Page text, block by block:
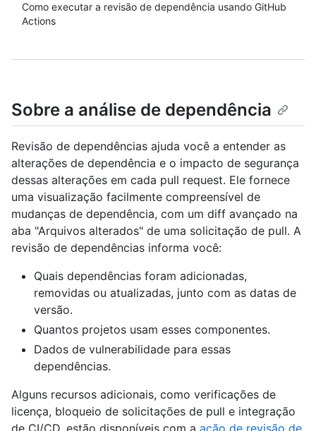
Como executar a revisão de dependência usando GitHub
Actions
Sobre a análise de dependência
Revisão de dependências ajuda você a entender as
alterações de dependência e o impacto de segurança
dessas alterações em cada pull request. Ele fornece
uma visualização facilmente compreensível de
mudanças de dependência, com um diff avançado na
aba "Arquivos alterados" de uma solicitação de pull. A
revisão de dependências informa você:
Quais dependências foram adicionadas,
removidas ou atualizadas, junto com as datas de
versão.
Quantos projetos usam esses componentes.
Dados de vulnerabilidade para essas
dependências.
Alguns recursos adicionais, como verificações de
licença, bloqueio de solicitações de pull e integração